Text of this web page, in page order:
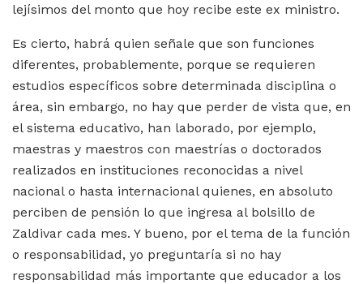
lejísimos del monto que hoy recibe este ex ministro.
Es cierto, habrá quien señale que son funciones
diferentes, probablemente, porque se requieren
estudios específicos sobre determinada disciplina o
área, sin embargo, no hay que perder de vista que, en
el sistema educativo, han laborado, por ejemplo,
maestras y maestros con maestrías o doctorados
realizados en instituciones reconocidas a nivel
nacional o hasta internacional quienes, en absoluto
perciben de pensión lo que ingresa al bolsillo de
Zaldivar cada mes. Y bueno, por el tema de la función
o responsabilidad, yo preguntaría si no hay
responsabilidad más importante que educador a los